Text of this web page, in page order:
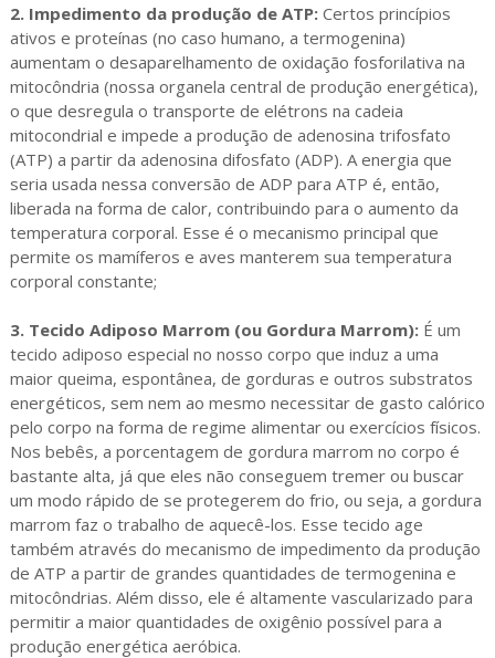
2. Impedimento da produção de ATP:Certos princípios
ativos e proteínas (no caso humano, a termogenina)
aumentam o desaparelhamento de oxidação fosforilativa na
mitocôndria (nossa organela central de produção energética),
o que desregula o transporte de elétrons na cadeia
mitocondrial e impede a produção de adenosina trifosfato
(ATP) a partir da adenosina difosfato (ADP). A energia que
seria usada nessa conversão de ADP para ATP é, então,
liberada na forma de calor, contribuindo para o aumento da
temperatura corporal. Esse é o mecanismo principal que
permite os mamíferos e aves manterem sua temperatura
corporal constante;
3. Tecido Adiposo Marrom (ou Gordura Marrom):É um
tecido adiposo especial no nosso corpo que induz a uma
maior queima, espontânea, de gorduras e outros substratos
energéticos, sem nem ao mesmo necessitar de gasto calórico
pelo corpo na forma de regime alimentar ou exercícios físicos.
Nos bebês, a porcentagem de gordura marrom no corpo é
bastante alta, já que eles não conseguem tremer ou buscar
um modo rápido de se protegerem do frio, ou seja, a gordura
marrom faz o trabalho de aquecê-los. Esse tecido age
também através do mecanismo de impedimento da produção
de ATP a partir de grandes quantidades de termogenina e
mitocôndrias. Além disso, ele é altamente vascularizado para
permitir a maior quantidades de oxigênio possível para a
produção energética aeróbica.